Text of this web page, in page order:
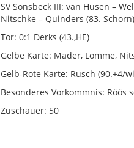
SV Sonsbeck III: van Husen –
Nitschke – Quinders (83.
Tor: 0:1 Derks (43.,HE)
Gelbe Karte: Mader, Lomme,
Gelb-Rote Karte: Rusch (90.+4/
Besonderes Vorkommnis: Röös
Zuschauer: 50